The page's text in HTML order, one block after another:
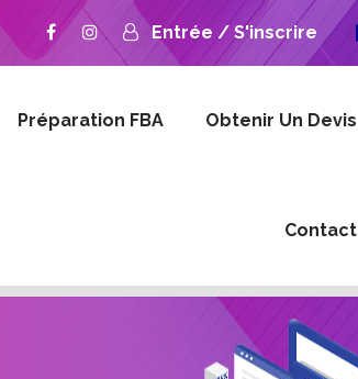
Entrée / S'inscrire
Préparation FBA Obtenir Un Devis
Contact